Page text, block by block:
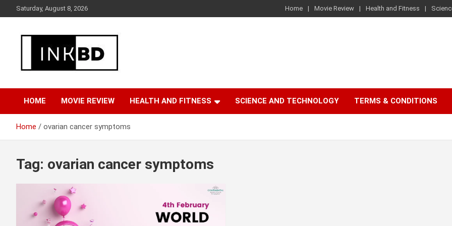
to
Saturday, August 8, 2026 Home Movie Review Health and Fitness
Global Buzz Hub
HOME MOVIE REVIEW HEALTH AND FITNESS SCIENCE AND TECHNOLOGY TERMS & CONDITIONS
Home ovarian cancer symptoms
Tag: ovarian cancer symptoms